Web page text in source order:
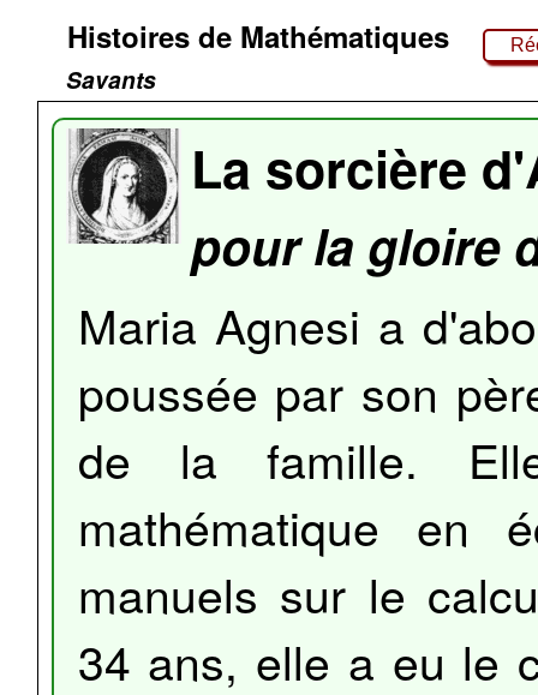
Histoires de Mathématiques
Savants
La sorcière
pour la gloire
Maria Agnesi a
poussée par son
de la famille.
mathématique en
manuels sur le
34 ans, elle a eu le